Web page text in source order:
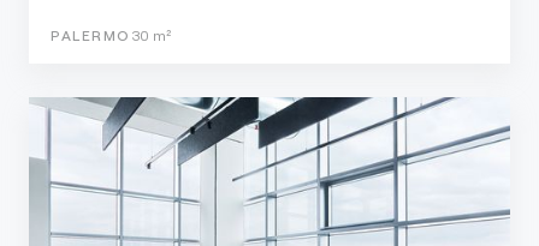
PALERMO 30 m²